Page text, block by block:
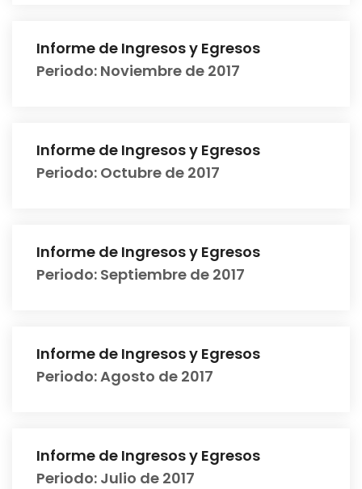
Informe de Ingresos y Egresos
Periodo: Noviembre de 2017
Informe de Ingresos y Egresos
Periodo: Octubre de 2017
Informe de Ingresos y Egresos
Periodo: Septiembre de 2017
Informe de Ingresos y Egresos
Periodo: Agosto de 2017
Informe de Ingresos y Egresos
Periodo: Julio de 2017